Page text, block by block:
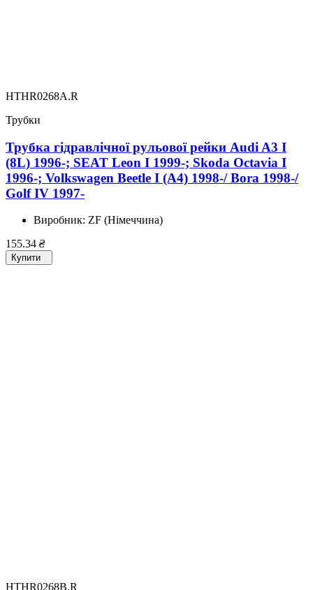
HTHR0268A.R
Трубки
Трубка гідравлічної рульової рейки Audi A3 I
(8L) 1996-; SEAT Leon I 1999-; Skoda Octavia I
1996-; Volkswagen Beetle I (A4) 1998-/ Bora 1998-/
Golf IV 1997-
Виробник: ZF (Німеччина)
155.34 ₴
Купити
HTHR0268B.R